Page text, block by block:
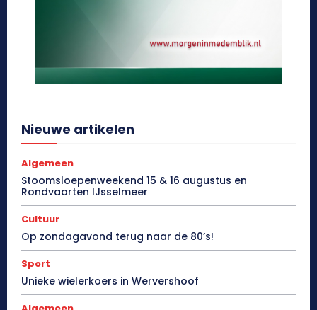
Nieuwe artikelen
Algemeen
Stoomsloepenweekend 15 & 16 augustus en
Rondvaarten IJsselmeer
Cultuur
Op zondagavond terug naar de 80’s!
Sport
Unieke wielerkoers in Wervershoof